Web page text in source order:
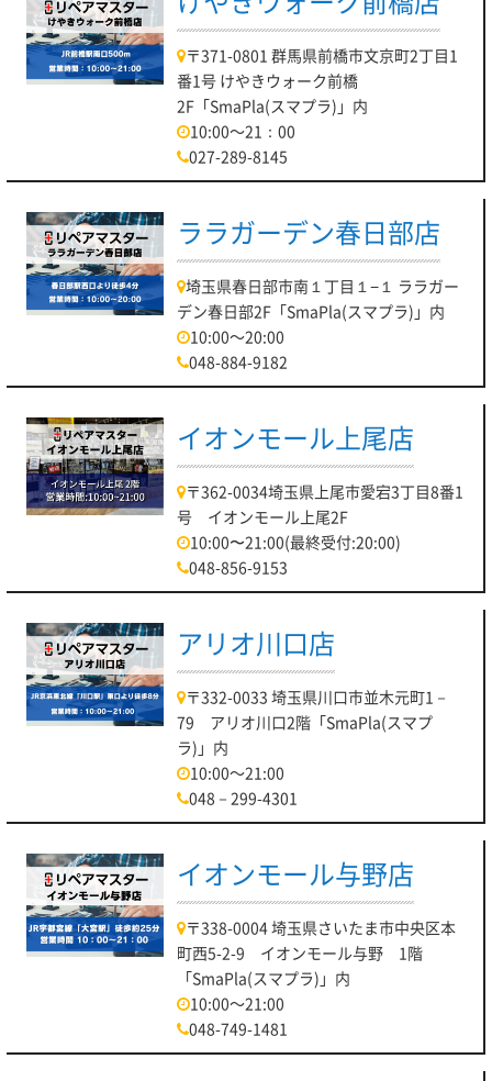
〒371-0801 群馬県前橋市文京町2丁目1
番1号 けやきウォーク前橋
2F「SmaPla(スマプラ)」内
10:00～21：00
027-289-8145
ララガーデン春日部店
埼玉県春日部市南１丁目１−１ ララガー
デン春日部2F「SmaPla(スマプラ)」内
10:00～20:00
048-884-9182
イオンモール上尾店
〒362-0034埼玉県上尾市愛宕3丁目8番1
号 イオンモール上尾2F
10:00〜21:00(最終受付:20:00)
048-856-9153
アリオ川口店
〒332-0033 埼玉県川口市並木元町1－
79 アリオ川口2階「SmaPla(スマプ
ラ)」内
10:00～21:00
048－299-4301
イオンモール与野店
〒338-0004 埼玉県さいたま市中央区本
町西5-2-9 イオンモール与野 1階
「SmaPla(スマプラ)」内
10:00～21:00
048-749-1481